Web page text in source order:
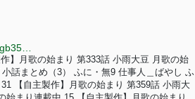
】月歌の始まり 第333話 小雨大豆 月歌の始
話まとめ（3） ふに・無9 仕事人＿ばやし ふ
【自主製作】月歌の始まり 第359話 小雨大